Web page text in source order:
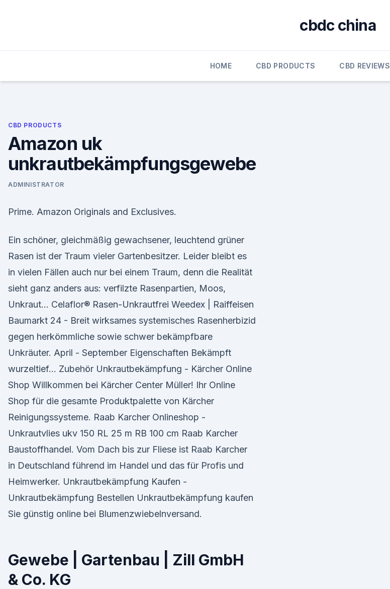
cbdc china
HOME CBD PRODUCTS CBD REVIEWS
CBD PRODUCTS
Amazon uk
unkrautbekämpfungsgewebe
ADMINISTRATOR
Prime. Amazon Originals and Exclusives.
Ein schöner, gleichmäßig gewachsener, leuchtend grüner
Rasen ist der Traum vieler Gartenbesitzer. Leider bleibt es
in vielen Fällen auch nur bei einem Traum, denn die Realität
sieht ganz anders aus: verfilzte Rasenpartien, Moos,
Unkraut… Celaflor® Rasen-Unkrautfrei Weedex | Raiffeisen
Baumarkt 24 - Breit wirksames systemisches Rasenherbizid
gegen herkömmliche sowie schwer bekämpfbare
Unkräuter. April - September Eigenschaften Bekämpft
wurzeltief… Zubehör Unkrautbekämpfung - Kärcher Online
Shop Willkommen bei Kärcher Center Müller! Ihr Online
Shop für die gesamte Produktpalette von Kärcher
Reinigungssysteme. Raab Karcher Onlineshop -
Unkrautvlies ukv 150 RL 25 m RB 100 cm Raab Karcher
Baustoffhandel. Vom Dach bis zur Fliese ist Raab Karcher
in Deutschland führend im Handel und das für Profis und
Heimwerker. Unkrautbekämpfung Kaufen -
Unkrautbekämpfung Bestellen Unkrautbekämpfung kaufen
Sie günstig online bei Blumenzwiebelnversand.
Gewebe | Gartenbau | Zill GmbH
& Co. KG